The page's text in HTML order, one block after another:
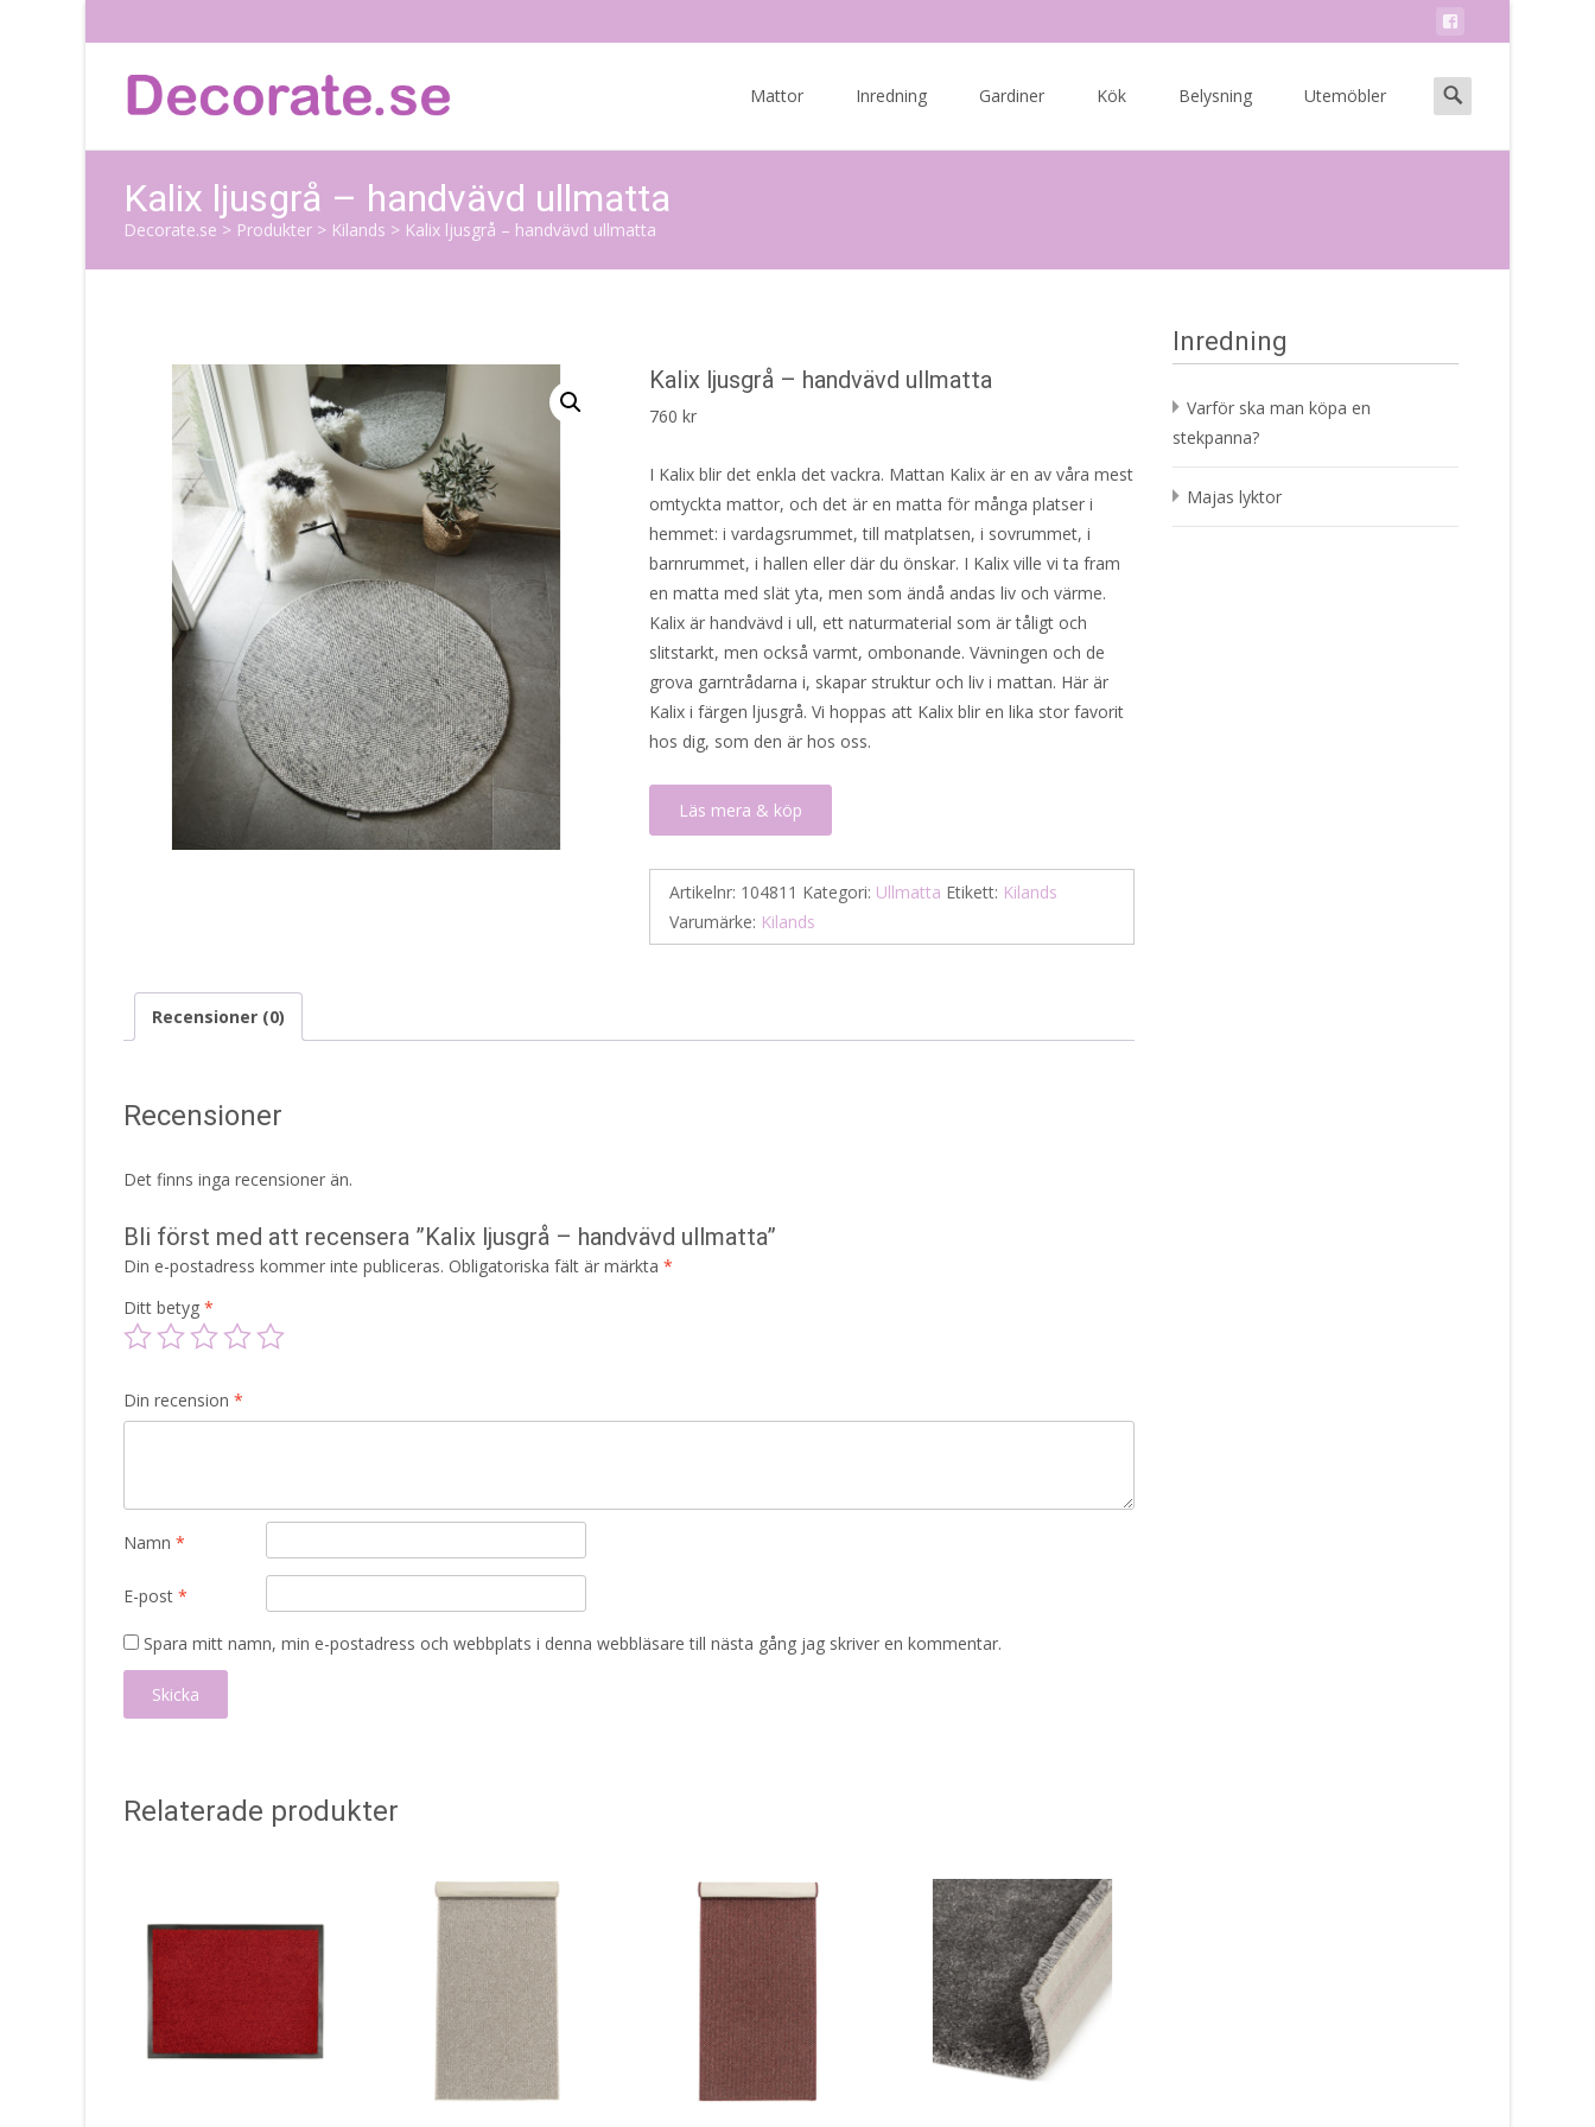
Mattor Inredning Gardiner Kök Belysning Utemöbler
Search
for:
Kalix ljusgrå – handvävd ullmatta
Decorate.se > Produkter > Kilands > Kalix ljusgrå – handvävd ullmatta
Kalix ljusgrå – handvävd ullmatta
760kr
I Kalix blir det enkla det vackra. Mattan Kalix är en av våra mest
omtyckta mattor, och det är en matta för många platser i
hemmet: i vardagsrummet, till matplatsen, i sovrummet, i
barnrummet, i hallen eller där du önskar. I Kalix ville vi ta fram
en matta med slät yta, men som ändå andas liv och värme.
Kalix är handvävd i ull, ett naturmaterial som är tåligt och
slitstarkt, men också varmt, ombonande. Vävningen och de
grova garntrådarna i, skapar struktur och liv i mattan. Här är
Kalix i färgen ljusgrå. Vi hoppas att Kalix blir en lika stor favorit
hos dig, som den är hos oss.
Läs mera & köp
Artikelnr: 104811 Kategori: Ullmatta Etikett: Kilands
Varumärke: Kilands
Recensioner (0)
Recensioner
Det finns inga recensioner än.
Bli först med att recensera ”Kalix ljusgrå – handvävd ullmatta”
Din e-postadress kommer inte publiceras. Obligatoriska fält är märkta *
Ditt betyg *
Din recension *
Namn *
E-post *
Spara mitt namn, min e-postadress och webbplats i denna webbläsare till nästa gång jag skriver en kommentar.
Relaterade produkter
Inredning
Varför ska man köpa en
stekpanna?
Majas lyktor